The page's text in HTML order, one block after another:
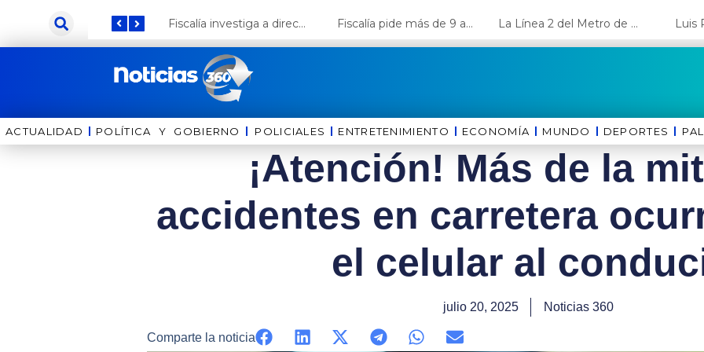
contenido
Fiscalía investiga a director de la Bella Luz por presunto abuso contra cantante Naldy Saldaña Fiscalía pide más de 9 años de cárcel para el diputado de oposición Harvey Colchado La Línea 2 del Metro de Lima y el Ramal 4 alcanzan un avance del 80%
ACTUALIDAD POLÍTICA Y GOBIERNO ⁠⁠POLICIALES ENTRETENIMIENTO ECONOMÍA MUNDO DEPORTES
¡Atención! Más de la
accidentes en carretera
el celular al
julio 20, 2025 Noticias 360
Comparte la noticia